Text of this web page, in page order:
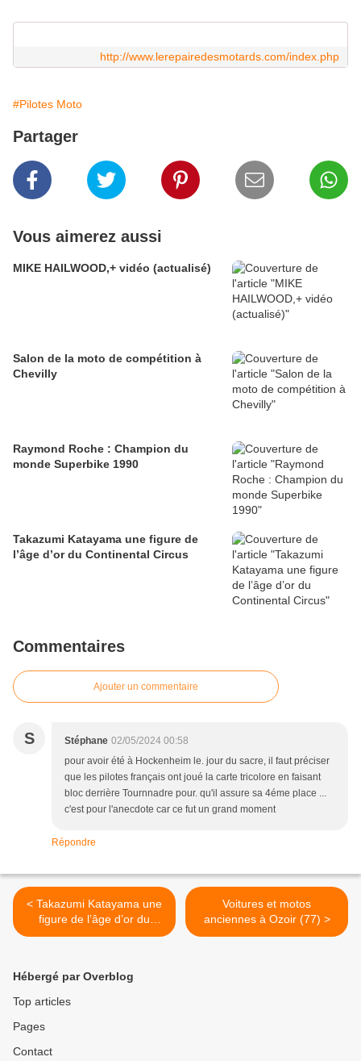
http://www.lerepairedesmotards.com/index.php
#Pilotes Moto
Partager
Vous aimerez aussi
MIKE HAILWOOD,+ vidéo (actualisé)
Salon de la moto de compétition à
Chevilly
Raymond Roche : Champion du
monde Superbike 1990
Takazumi Katayama une figure de
l’âge d’or du Continental Circus
Commentaires
Ajouter un commentaire
S Stéphane 02/05/2024 00:58
pour avoir été à Hockenheim le. jour du sacre, il faut préciser
que les pilotes français ont joué la carte tricolore en faisant
bloc derrière Tournnadre pour. qu'il assure sa 4éme place ...
c'est pour l'anecdote car ce fut un grand moment
Répondre
< Takazumi Katayama une
figure de l’âge d’or du
Continental Circus
Voitures et motos
anciennes à Ozoir (77) >
Hébergé par Overblog
Top articles
Pages
Contact